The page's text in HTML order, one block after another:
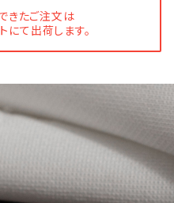
きたご注文は
にて出荷します。